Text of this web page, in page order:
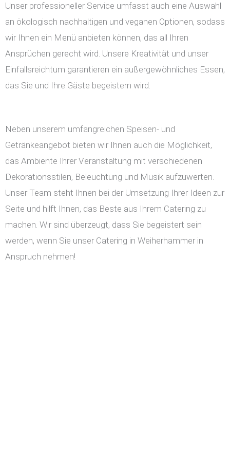
Unser professioneller Service umfasst auch eine Auswahl
an ökologisch nachhaltigen und veganen Optionen, sodass
wir Ihnen ein Menü anbieten können, das all Ihren
Ansprüchen gerecht wird. Unsere Kreativität und unser
Einfallsreichtum garantieren ein außergewöhnliches Essen,
das Sie und Ihre Gäste begeistern wird.
Neben unserem umfangreichen Speisen- und
Getränkeangebot bieten wir Ihnen auch die Möglichkeit,
das Ambiente Ihrer Veranstaltung mit verschiedenen
Dekorationsstilen, Beleuchtung und Musik aufzuwerten.
Unser Team steht Ihnen bei der Umsetzung Ihrer Ideen zur
Seite und hilft Ihnen, das Beste aus Ihrem Catering zu
machen. Wir sind überzeugt, dass Sie begeistert sein
werden, wenn Sie unser Catering in Weiherhammer in
Anspruch nehmen!